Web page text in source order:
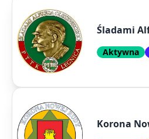
Śladami
Aktywna
Korona